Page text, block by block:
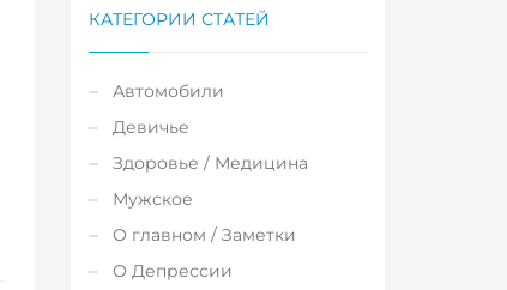
КАТЕГОРИИ СТАТЕЙ
Автомобили
Девичье
Здоровье / Медицина
Мужское
О главном / Заметки
О Депрессии